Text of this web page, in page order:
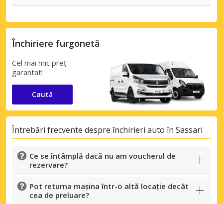
Închiriere furgonetă
Cel mai mic preț
garantat!
Caută
Întrebări frecvente despre închirieri auto în Sassari
Ce se întâmplă dacă nu am voucherul de
rezervare?
Pot returna mașina într-o altă locație decât
cea de preluare?